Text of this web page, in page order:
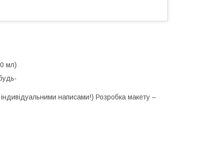
мл)
написами!) Розробка макету –